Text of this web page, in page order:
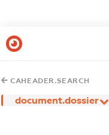
CAHEADER.SEARCH
document.dossier